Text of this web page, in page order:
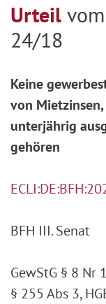
Urteil
24/18
Keine
von
unterjährig
gehören
BFH III. Senat
GewStG § 8 Nr
§ 255 Abs 3,